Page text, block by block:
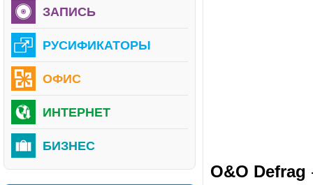
ЗАПИСЬ
РУСИФИКАТОРЫ
ОФИС
ИНТЕРНЕТ
БИЗНЕС
O&O Defrag